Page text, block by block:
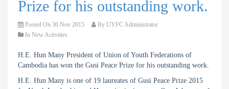
Prize for his outstanding work.
Posted On 30 Nov 2015 By UYFC Administrator
In New Activities
H.E. Hun Many President of Union of Youth Federations of
Cambodia has won the Gusi Peace Prize for his outstanding work.
H.E. Hun Many is one of 19 laureates of Gusi Peace Prize 2015